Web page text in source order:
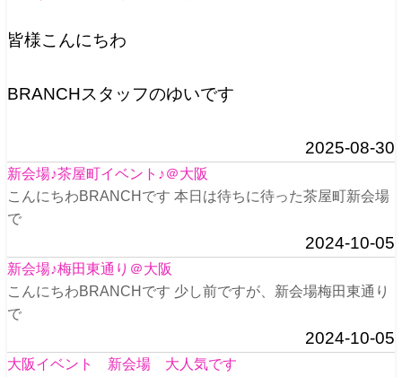
皆様こんにちわ
BRANCHスタッフのゆいです
2025-08-30
新会場♪茶屋町イベント♪＠大阪
こんにちわBRANCHです 本日は待ちに待った茶屋町新会場
で
2024-10-05
新会場♪梅田東通り＠大阪
こんにちわBRANCHです 少し前ですが、新会場梅田東通り
で
2024-10-05
大阪イベント 新会場 大人気です